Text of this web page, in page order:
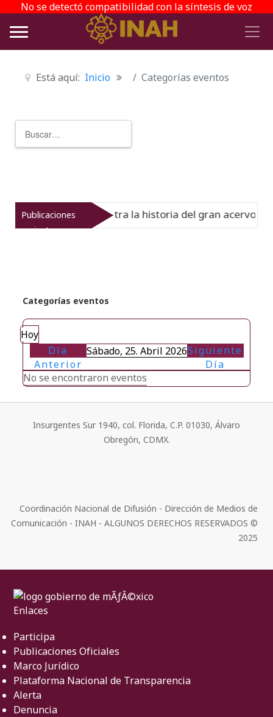
No se detectó compatibilidad con la síntesis de voz
Está aquí: Inicio Categorías eventos
Publicaciones
recientes
del Virreinato muestra la historia del gran acervo
Categorías eventos
Hoy
Día
Anterior
Sábado, 25. Abril 2026Siguiente
Día
No se encontraron eventos
Insurgentes Sur 1940, col. Florida, C.P. 01030, Álvaro
Obregón, CDMX.
Coordinación Nacional de Difusión - Dirección de Medios de
Comunicación - INAH - ALGUNOS DERECHOS RESERVADOS ©
2025
Enlaces
Participa
Publicaciones Oficiales
Marco Jurídico
Plataforma Nacional de Transparencia
Alerta
Denuncia